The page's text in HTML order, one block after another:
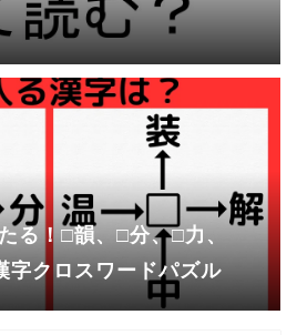
る！□韻、□分、□力、
字クロスワードパズル